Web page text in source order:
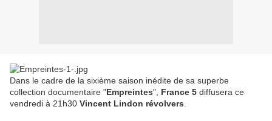
Dans le cadre de la sixième saison inédite de sa superbe
collection documentaire "Empreintes", France 5 diffusera ce
vendredi à 21h30 Vincent Lindon révolvers